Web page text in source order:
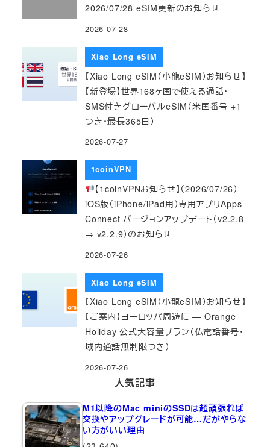
2026/07/28 eSIM更新のお知らせ
2026-07-28
Xiao Long eSIM
【Xiao Long eSIM（小龍eSIM）お知らせ】
【新登場】世界168ヶ国で使える通話・
SMS付きグローバルeSIM（米国番号 +1
つき・最長365日）
2026-07-27
1coinVPN
【1coinVPNお知らせ】（2026/07/26）
iOS版（iPhone/iPad用）専用アプリApps
Connect バージョンアップデート（v2.2.8
→ v2.2.9）のお知らせ
2026-07-26
Xiao Long eSIM
【Xiao Long eSIM（小龍eSIM）お知らせ】
【ご案内】ヨーロッパ周遊に — Orange
Holiday 公式大容量プラン（仏電話番号・
域内通話無制限つき）
2026-07-26
人気記事
M1以降のMac miniのSSDは超頑張れば
交換やアップグレードが可能…だがやらな
い方がいい理由